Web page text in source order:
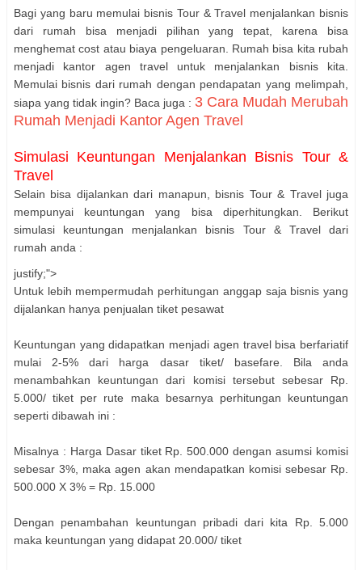
Bagi yang baru memulai bisnis Tour & Travel menjalankan bisnis
dari rumah bisa menjadi pilihan yang tepat, karena bisa
menghemat cost atau biaya pengeluaran. Rumah bisa kita rubah
menjadi kantor agen travel untuk menjalankan bisnis kita.
Memulai bisnis dari rumah dengan pendapatan yang melimpah,
siapa yang tidak ingin? Baca juga : 3 Cara Mudah Merubah
Rumah Menjadi Kantor Agen Travel
Simulasi Keuntungan Menjalankan Bisnis Tour &
Travel
Selain bisa dijalankan dari manapun, bisnis Tour & Travel juga
mempunyai keuntungan yang bisa diperhitungkan. Berikut
simulasi keuntungan menjalankan bisnis Tour & Travel dari
rumah anda :
justify;">
Untuk lebih mempermudah perhitungan anggap saja bisnis yang
dijalankan hanya penjualan tiket pesawat
Keuntungan yang didapatkan menjadi agen travel bisa berfariatif
mulai 2-5% dari harga dasar tiket/ basefare. Bila anda
menambahkan keuntungan dari komisi tersebut sebesar Rp.
5.000/ tiket per rute maka besarnya perhitungan keuntungan
seperti dibawah ini :
Misalnya : Harga Dasar tiket Rp. 500.000 dengan asumsi komisi
sebesar 3%, maka agen akan mendapatkan komisi sebesar Rp.
500.000 X 3% = Rp. 15.000
Dengan penambahan keuntungan pribadi dari kita Rp. 5.000
maka keuntungan yang didapat 20.000/ tiket